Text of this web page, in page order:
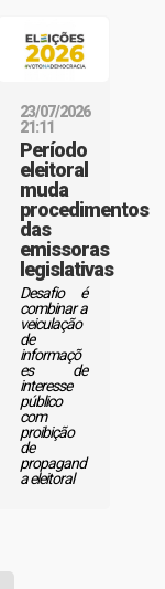
23/07/2026
21:11
Período
eleitoral
muda
procedimentos
das
emissoras
legislativas
Desafio é
combinar a
veiculação
de
informaçõ
es de
interesse
público
com
proibição
de
propagand
a eleitoral